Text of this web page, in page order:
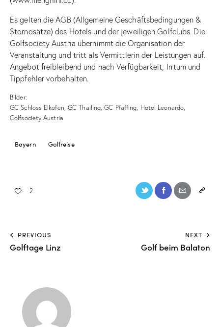
Es gelten die AGB (Allgemeine Geschäftsbedingungen &
Stornosätze) des Hotels und der jeweiligen Golfclubs. Die
Golfsociety Austria übernimmt die Organisation der
Veranstaltung und tritt als Vermittlerin der Leistungen auf.
Angebot freibleibend und nach Verfügbarkeit, Irrtum und
Tippfehler vorbehalten.
Bilder:
GC Schloss Elkofen, GC Thailing, GC Pfaffing, Hotel Leonardo,
Golfsociety Austria
Bayern Golfreise
2
PREVIOUS
Golftage Linz
NEXT
Golf beim Balaton